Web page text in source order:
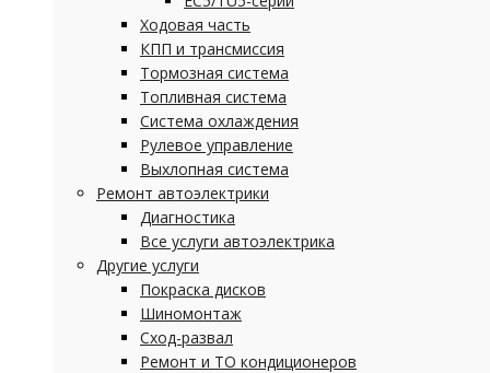
Ходовая часть
КПП и трансмиссия
Тормозная система
Топливная система
Система охлаждения
Рулевое управление
Выхлопная система
Ремонт автоэлектрики
Диагностика
Все услуги автоэлектрика
Другие услуги
Покраска дисков
Шиномонтаж
Сход-развал
Ремонт и ТО кондиционеров